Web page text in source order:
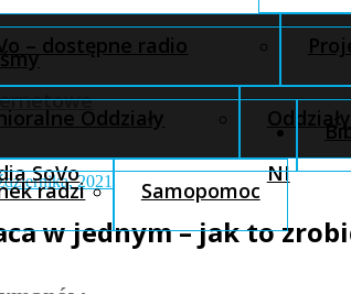
– dostępne radio
Oddziały
SoVo NI
radzi Samopomoc
2021
w jednym – jak to